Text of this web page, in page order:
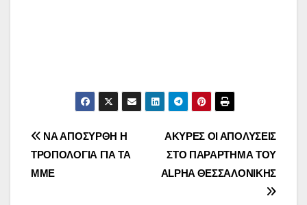
Πλοήγηση
άρθρων
ΑΚΥΡΕΣ ΟΙ ΑΠΟΛΥΣΕΙΣ
ΣΤΟ ΠΑΡΑΡΤΗΜΑ ΤΟΥ
ALPHA ΘΕΣΣΑΛΟΝΙΚΗΣ
ΝΑ ΑΠΟΣΥΡΘΗ Η
ΤΡΟΠΟΛΟΓΙΑ ΓΙΑ ΤΑ
ΜΜΕ